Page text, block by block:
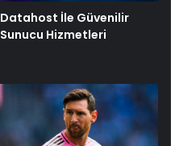
Datahost İle Güvenilir
Sunucu Hizmetleri